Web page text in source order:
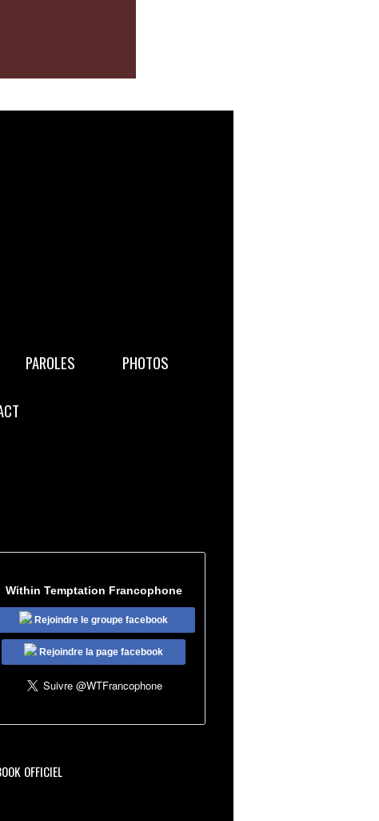
PAROLES PHOTOS
Within Temptation Francophone
Rejoindre le groupe facebook
Rejoindre la page facebook
OFFICIEL